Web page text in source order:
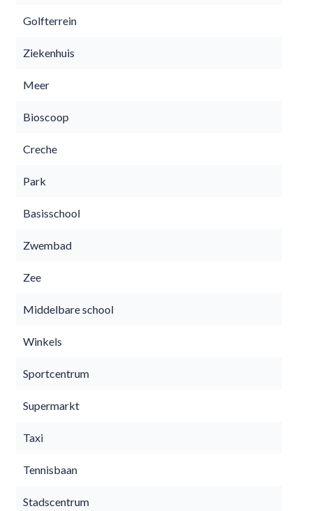
Golfterrein
Ziekenhuis
Meer
Bioscoop
Creche
Park
Basisschool
Zwembad
Zee
Middelbare school
Winkels
Sportcentrum
Supermarkt
Taxi
Tennisbaan
Stadscentrum